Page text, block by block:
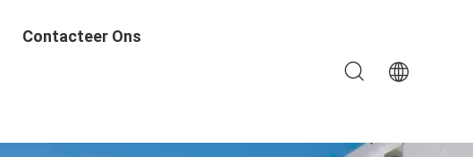
Contacteer Ons